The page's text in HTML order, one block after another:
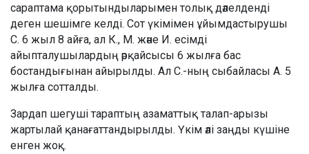
сараптама қорытындыларымен толық дәлелденді
деген шешімге келді. Сот үкімімен ұйымдастырушы
С. 6 жыл 8 айға, ал К., М. және И. есімді
айыпталушылардың әрқайсысы 6 жылға бас
бостандығынан айырылды. Ал С.-ның сыбайласы А. 5
жылға сотталды.
Зардап шегуші тараптың азаматтық талап-арызы
жартылай қанағаттандырылды. Үкім әлі заңды күшіне
енген жоқ.